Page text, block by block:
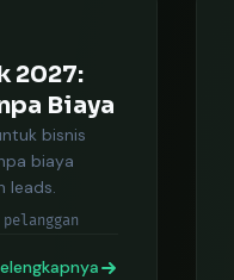
2027:
Biaya
bisnis
biaya
leads.
pelanggan